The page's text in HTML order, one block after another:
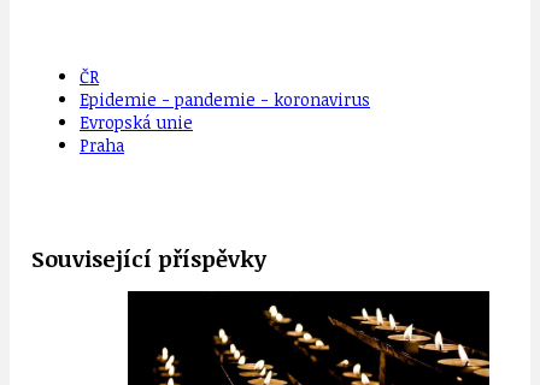
ČR
Epidemie - pandemie - koronavirus
Evropská unie
Praha
Související příspěvky